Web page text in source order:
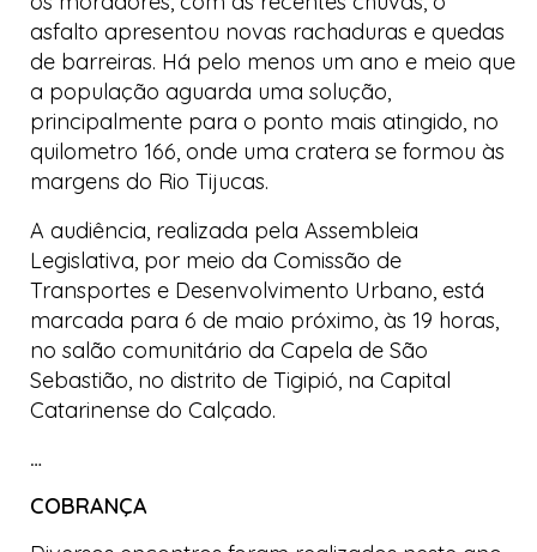
asfalto apresentou novas rachaduras e quedas
de barreiras. Há pelo menos um ano e meio que
a população aguarda uma solução,
principalmente para o ponto mais atingido, no
quilometro 166, onde uma cratera se formou às
margens do Rio Tijucas.
A audiência, realizada pela Assembleia
Legislativa, por meio da Comissão de
Transportes e Desenvolvimento Urbano, está
marcada para 6 de maio próximo, às 19 horas,
no salão comunitário da Capela de São
Sebastião, no distrito de Tigipió, na Capital
Catarinense do Calçado.
…
COBRANÇA